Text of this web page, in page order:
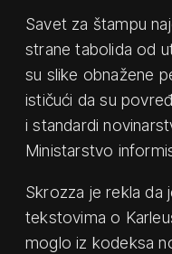
Savet za štampu
strane tabolida od
su slike obnažene
ističući da su
i standardi
Ministarstvo
Skrozza je rekla da
tekstovima o
moglo iz kodeksa